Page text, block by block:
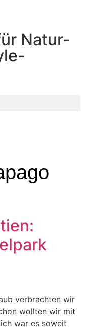
Natur-
verbrachten wir
wollten wir mit
war es soweit